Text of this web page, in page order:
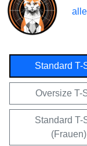
Standard T-
Oversize T-
Standard T-
(Frauen)